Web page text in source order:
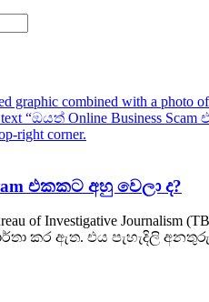
එකකට අහු වෙලා ද?
of Investigative
වාර්තා කර ඇත. එය